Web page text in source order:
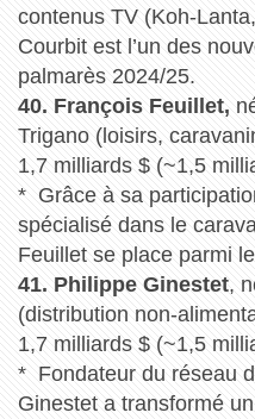
contenus TV (Koh-
Courbit est l’un des
palmarès 2024/25.
40. François Feuillet,
Trigano (loisirs,
1,7 milliards $ (~1,5
* Grâce à sa
spécialisé dans le
Feuillet se place parmi
41. Philippe Ginestet,
(distribution non-
1,7 milliards $ (~1,5
* Fondateur du réseau
Ginestet a transformé